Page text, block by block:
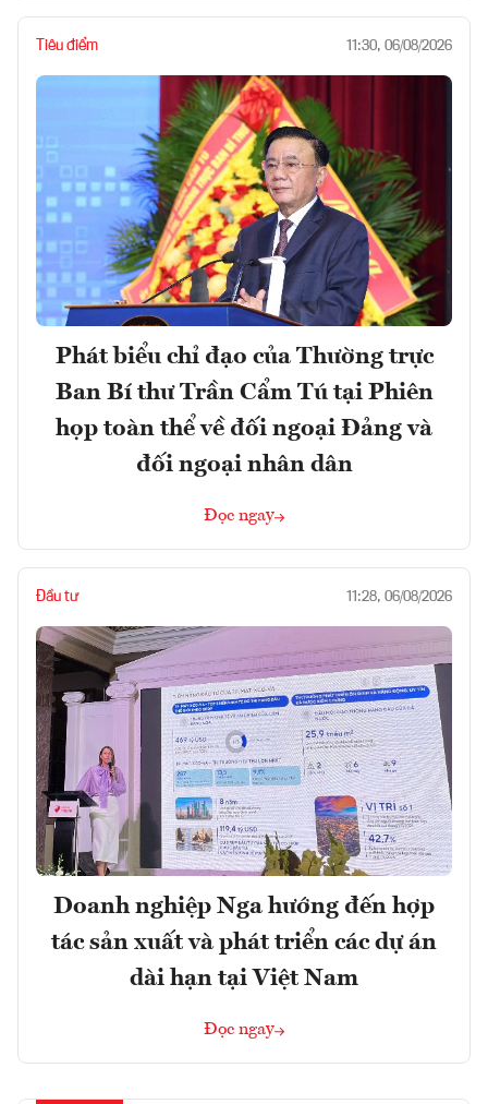
Tiêu điểm 11:30, 06/08/2026
Phát biểu chỉ đạo của Thường trực
Ban Bí thư Trần Cẩm Tú tại Phiên
họp toàn thể về đối ngoại Đảng và
đối ngoại nhân dân
Đọc ngay
Đầu tư 11:28, 06/08/2026
Doanh nghiệp Nga hướng đến hợp
tác sản xuất và phát triển các dự án
dài hạn tại Việt Nam
Đọc ngay